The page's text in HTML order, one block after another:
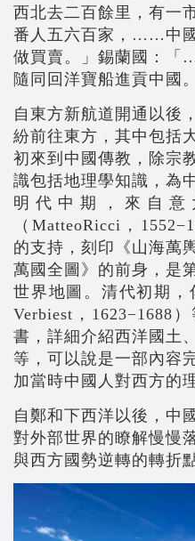
西北去二百餘里，有
番人五六百家，……中
做買賣。」錫蘭國：「
隨同回洋寶船進貢中國。
自東方新航道開通以後
紛前往東方，其中包括
初來到中國傳教，除宗
識包括地理學知識，為
明代中期，來自
（MatteoRicci，1552−
的支持，刻印《山海萬
萬國全圖》的前身，是
世界地圖。清代初期，
Verbiest，1623−1688
書，詳細介紹西洋國土
等，可以說是一部內容
加當時中國人對西方的
自鄭和下西洋以後，中
對外部世界的瞭解慢慢
與西方國勢逆轉的轉折點